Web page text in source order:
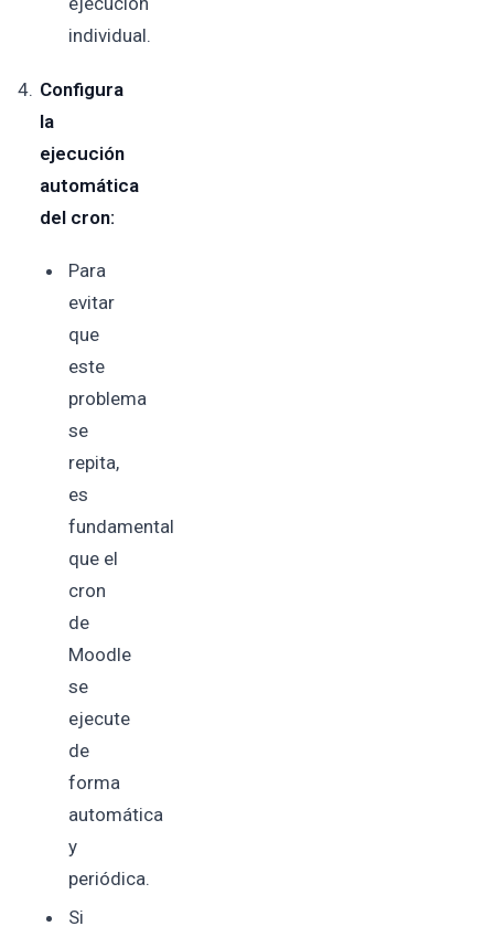
individual.
Configura
la
ejecución
automática
del cron:
Para
evitar
que
este
problema
se
repita,
es
fundamental
que el
cron
de
Moodle
se
ejecute
de
forma
automática
y
periódica.
Si